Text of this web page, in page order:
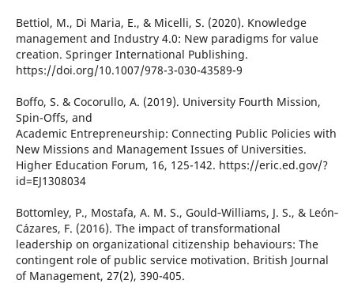
Bettiol, M., Di Maria, E., & Micelli, S. (2020). Knowledge
management and Industry 4.0: New paradigms for value
creation. Springer International Publishing.
https://doi.org/10.1007/978-3-030-43589-9
Boffo, S. & Cocorullo, A. (2019). University Fourth Mission,
Spin-Offs, and
Academic Entrepreneurship: Connecting Public Policies with
New Missions and Management Issues of Universities.
Higher Education Forum, 16, 125-142. https://eric.ed.gov/?
id=EJ1308034
Bottomley, P., Mostafa, A. M. S., Gould‐Williams, J. S., & León‐
Cázares, F. (2016). The impact of transformational
leadership on organizational citizenship behaviours: The
contingent role of public service motivation. British Journal
of Management, 27(2), 390-405.